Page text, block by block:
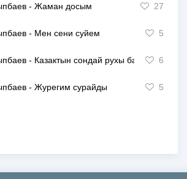
- Жаман досым 27
- Мен сени суйем 5
- Казактын сондай рухы бар 6
- Журегим сурайды
5